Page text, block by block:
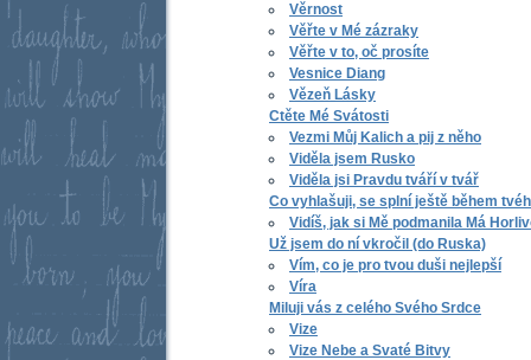
Věrnost
Věřte v Mé zázraky
Věřte v to, oč prosíte
Vesnice Diang
Vězeň Lásky
Ctěte Mé Svátosti
Vezmi Můj Kalich a pij z něho
Viděla jsem Rusko
Viděla jsi Pravdu tváří v tvář
Co vyhlašuji, se splní ještě během
Vidíš, jak si Mě podmanila Má
Už jsem do ní vkročil (do Ruska)
Vím, co je pro tvou duši nejlepší
Víra
Miluji vás z celého Svého Srdce
Vize
Vize Nebe a Svaté Bitvy